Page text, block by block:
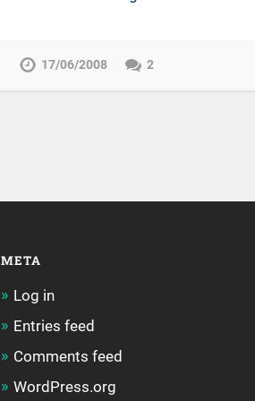
17/06/2008 2
META
Log in
Entries feed
Comments feed
WordPress.org